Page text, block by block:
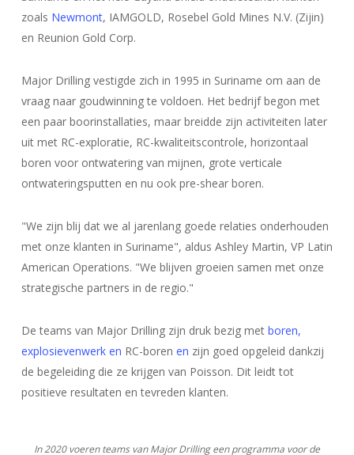
zoals Newmont, IAMGOLD, Rosebel Gold Mines N.V. (Zijin)
en Reunion Gold Corp.
Major Drilling vestigde zich in 1995 in Suriname om aan de
vraag naar goudwinning te voldoen. Het bedrijf begon met
een paar boorinstallaties, maar breidde zijn activiteiten later
uit met RC-exploratie, RC-kwaliteitscontrole, horizontaal
boren voor ontwatering van mijnen, grote verticale
ontwateringsputten en nu ook pre-shear boren.
"We zijn blij dat we al jarenlang goede relaties onderhouden
met onze klanten in Suriname", aldus Ashley Martin, VP Latin
American Operations. "We blijven groeien samen met onze
strategische partners in de regio."
De teams van Major Drilling zijn druk bezig met boren,
explosievenwerk en RC-boren en zijn goed opgeleid dankzij
de begeleiding die ze krijgen van Poisson. Dit leidt tot
positieve resultaten en tevreden klanten.
In 2020 voeren teams van Major Drilling een programma voor de